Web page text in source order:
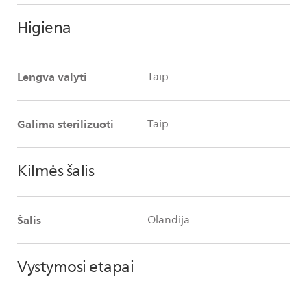
Higiena
Lengva valyti Taip
Galima sterilizuoti Taip
Kilmės šalis
Šalis Olandija
Vystymosi etapai